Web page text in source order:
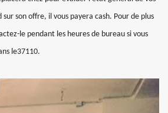
sur son offre, il vous payera cash. Pour de plus
le pendant les heures de bureau si vous
le37110.